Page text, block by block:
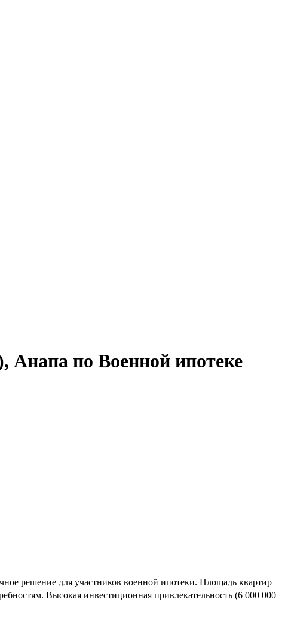
по Военной ипотеке
решение для участников военной ипотеки. Площадь квартир
Высокая инвестиционная привлекательность (6 000 000